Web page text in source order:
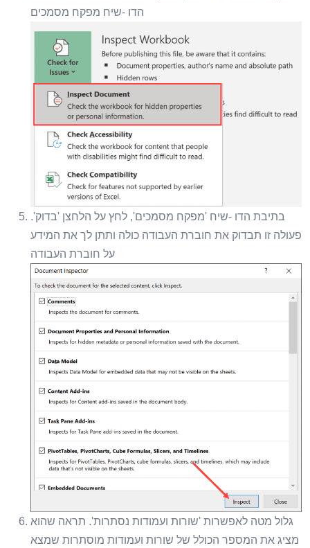
הדו -שיח מפקח מסמכים
בתיבת הדו -שיח 'מפקח מסמכים', לחץ על הלחצן 'בדוק'.
פעולה זו תבדוק את חוברת העבודה כולה ותתן לך את המידע
על חוברת העבודה
גלול מטה לאפשרות 'שורות ועמודות נסתרות'. תראה שהוא
מציג את המספר הכולל של שורות ועמודות מוסתרות שמצא